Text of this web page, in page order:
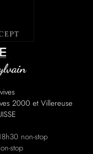
2000 et Villereuse
non-stop
stop